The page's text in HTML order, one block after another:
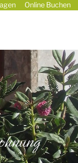
Online Buchen